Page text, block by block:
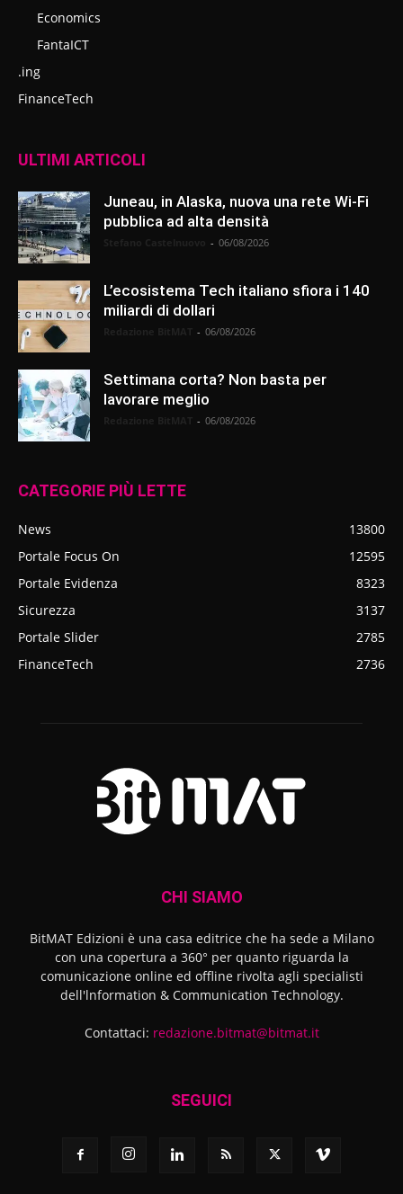
Economics
FantaICT
.ing
FinanceTech
ULTIMI ARTICOLI
Juneau, in Alaska, nuova una rete Wi-Fi
pubblica ad alta densità
- 06/08/2026
L’ecosistema Tech italiano sfiora i 140
miliardi di dollari
- 06/08/2026
Settimana corta? Non basta per
lavorare meglio
- 06/08/2026
CATEGORIE PIÙ LETTE
News
13800
Portale Focus On
12595
Portale Evidenza
8323
Sicurezza
3137
Portale Slider
2785
FinanceTech
2736
CHI SIAMO
BitMAT Edizioni è una casa editrice che ha sede a Milano
con una copertura a 360° per quanto riguarda la
comunicazione online ed offline rivolta agli specialisti
dell'lnformation & Communication Technology.
Contattaci: redazione.bitmat@bitmat.it
SEGUICI